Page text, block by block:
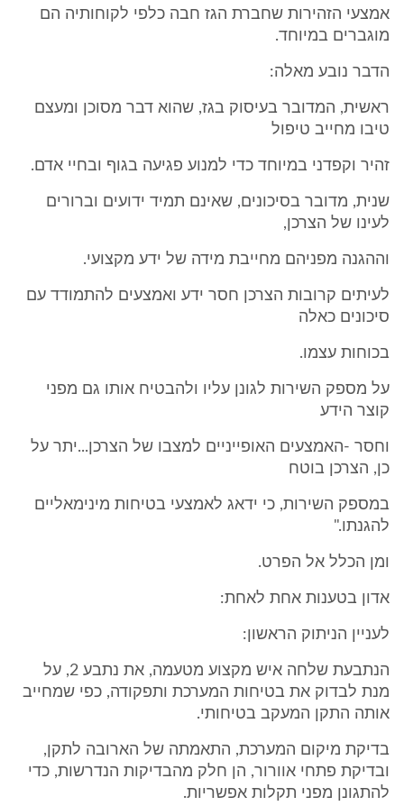
אמצעי הזהירות שחברת הגז חבה כלפי לקוחותיה הם
מוגברים במיוחד.
הדבר נובע מאלה:
ראשית, המדובר בעיסוק בגז, שהוא דבר מסוכן ומעצם
טיבו מחייב טיפול
זהיר וקפדני במיוחד כדי למנוע פגיעה בגוף ובחיי אדם.
שנית, מדובר בסיכונים, שאינם תמיד ידועים וברורים
לעינו של הצרכן,
וההגנה מפניהם מחייבת מידה של ידע מקצועי.
לעיתים קרובות הצרכן חסר ידע ואמצעים להתמודד עם
סיכונים כאלה
בכוחות עצמו.
על מספק השירות לגונן עליו ולהבטיח אותו גם מפני
קוצר הידע
וחסר -האמצעים האופייניים למצבו של הצרכן...יתר על
כן, הצרכן בוטח
במספק השירות, כי ידאג לאמצעי בטיחות מינימאליים
להגנתו."
ומן הכלל אל הפרט.
אדון בטענות אחת לאחת:
לעניין הניתוק הראשון:
הנתבעת שלחה איש מקצוע מטעמה, את נתבע 2, על
מנת לבדוק את בטיחות המערכת ותפקודה, כפי שמחייב
אותה התקן המעקב בטיחותי.
בדיקת מיקום המערכת, התאמתה של הארובה לתקן,
ובדיקת פתחי אוורור, הן חלק מהבדיקות הנדרשות, כדי
להתגונן מפני תקלות אפשריות.